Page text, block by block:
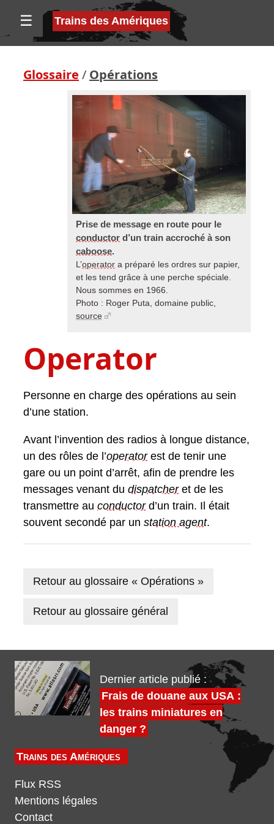
☰ Trains des Amériques
Glossaire / Opérations
Prise de message en route pour le
conductor d’un train accroché à son
caboose.
L’operator a préparé les ordres sur papier,
et les tend grâce à une perche spéciale.
Nous sommes en 1966.
Photo : Roger Puta, domaine public,
source
Operator
Personne en charge des opérations au sein
d’une station.
Avant l’invention des radios à longue distance,
un des rôles de l’operatorest de tenir une
gare ou un point d’arrêt, afin de prendre les
messages venant du dispatcheret de les
transmettre au conductord’un train. Il était
souvent secondé par un station agent.
Retour au glossaire « Opérations »
Retour au glossaire général
Dernier article publié :
Frais de douane aux USA :
les trains miniatures en
danger ?
Trains des Amériques
Flux RSS
Mentions légales
Contact